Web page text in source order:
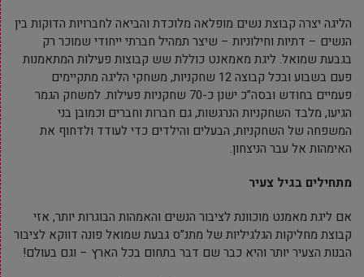
הליגה יצרה קבוצת נשים מופלאה מלוכדת והביאה לחברויות הדוקות בין
הנשים – דתיות וחילוניות – שיצר תמהיל חברתי ייחודי שמוכר רק
בגבעת שמואל. ליגת מאמאנט כוללת שש קבוצות פעילות המתאמנות
פעם בשבוע ובכל קבוצה 12 שחקניות, משחקי הליגה מתקיימים
פעמיים בחודש ובסה”כ ישנן כ-70 שחקניות פעילות. למשחק הגמר
הגיעו, מלבד השחקניות הנרגשות, גם חברות וחברים וכמובן בני
המשפחה של השחקניות, הבעלים והילדים כדי לעודד ולדחוף את
האימהות אל עבר הניצחון.
מתחילים בגיל צעיר
אם ליגת מאמנט מוכוונת לציבור הנשים והאמהות הבוגרות יותר, אזי
קבוצת מחליקות הגלגיליות של מתנ”ס גבעת שמואל פונה דווקא לציבור
הבנות הצעיר יותר והיא כבר שם דבר בתחום בכל הארץ – וגם בעולם!